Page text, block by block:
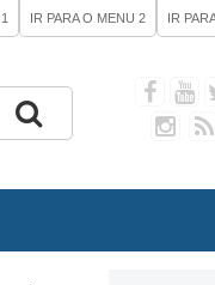
1 IR PARA O MENU 2 IR